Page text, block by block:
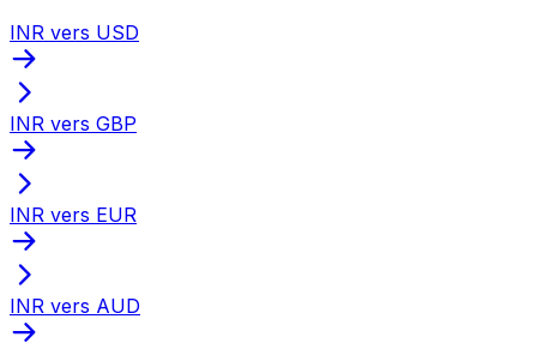
INR vers USD
INR vers GBP
INR vers EUR
INR vers AUD